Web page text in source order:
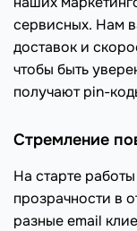
сервисных. Нам
доставок и
чтобы быть
получают pin-
Стремление
На старте
прозрачности в
разные email